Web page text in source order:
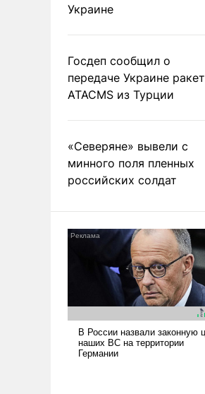
Украине
Госдеп сообщил о
передаче Украине ракет
ATACMS из Турции
«Северяне» вывели с
минного поля пленных
российских солдат